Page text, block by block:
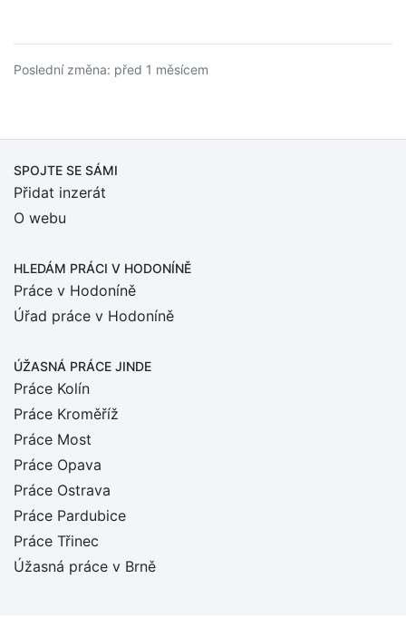
Poslední změna: před 1 měsícem
SPOJTE SE SÁMI
Přidat inzerát
O webu
HLEDÁM PRÁCI V HODONÍNĚ
Práce v Hodoníně
Úřad práce v Hodoníně
ÚŽASNÁ PRÁCE JINDE
Práce Kolín
Práce Kroměříž
Práce Most
Práce Opava
Práce Ostrava
Práce Pardubice
Práce Třinec
Úžasná práce v Brně